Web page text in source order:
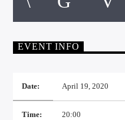
EVENT INFO
Date: April 19, 2020
Time: 20:00